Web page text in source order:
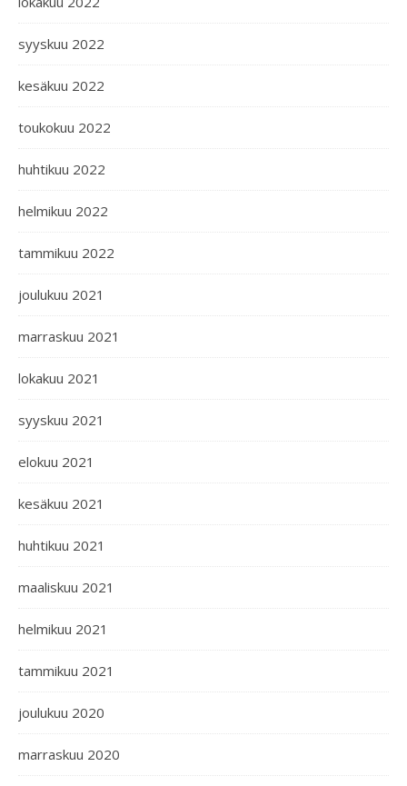
syyskuu 2022
kesäkuu 2022
toukokuu 2022
huhtikuu 2022
helmikuu 2022
tammikuu 2022
joulukuu 2021
marraskuu 2021
lokakuu 2021
syyskuu 2021
elokuu 2021
kesäkuu 2021
huhtikuu 2021
maaliskuu 2021
helmikuu 2021
tammikuu 2021
joulukuu 2020
marraskuu 2020